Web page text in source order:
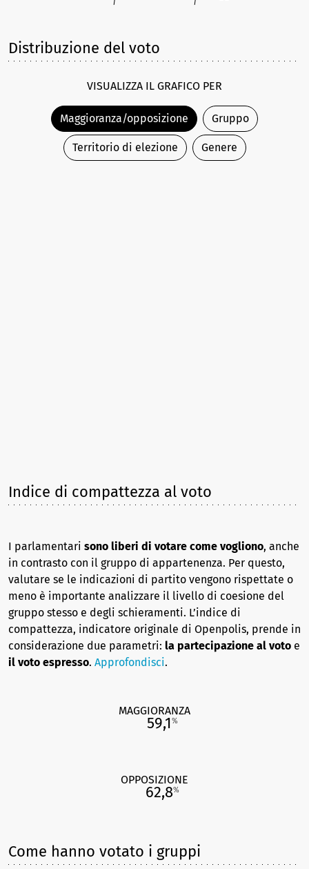
Distribuzione del voto
VISUALIZZA IL GRAFICO PER
Maggioranza/opposizione Gruppo
Territorio di elezione Genere
Indice di compattezza al voto
I parlamentari sono liberi di votare come vogliono, anche
in contrasto con il gruppo di appartenenza. Per questo,
valutare se le indicazioni di partito vengono rispettate o
meno è importante analizzare il livello di coesione del
gruppo stesso e degli schieramenti. L’indice di
compattezza, indicatore originale di Openpolis, prende in
considerazione due parametri: la partecipazione al voto e
il voto espresso. Approfondisci.
MAGGIORANZA
59,1%
OPPOSIZIONE
62,8%
Come hanno votato i gruppi